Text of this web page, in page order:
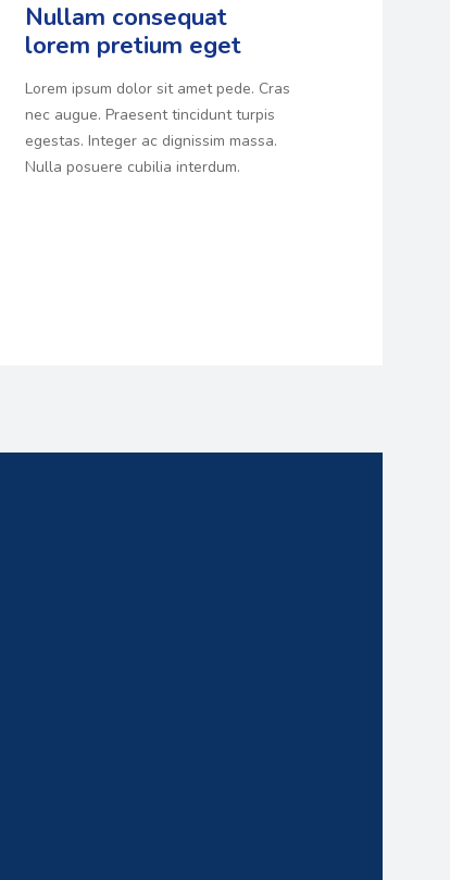
Nullam consequat
lorem pretium eget
Lorem ipsum dolor sit amet pede. Cras
nec augue. Praesent tincidunt turpis
egestas. Integer ac dignissim massa.
Nulla posuere cubilia interdum.